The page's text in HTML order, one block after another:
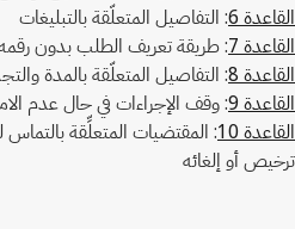
القاعدة 6
: التفاصيل المتعلّقة بالتبليغات
القاعدة 7
: طريقة تعريف الطلب بدون
القاعدة 8
: التفاصيل المتعلّقة بالمدة
القاعدة 9
: وقف الإجراءات في حال عدم
القاعدة 10
: المقتضيات المتعلِّقة
ترخيص أو إلغائه